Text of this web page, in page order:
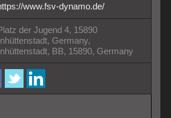
www.fsv-dynamo.de/
der Jugend 4, 15890
Germany,
BB, 15890, Germany
facebook
twitter